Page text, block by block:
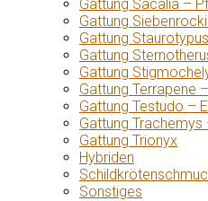
Gattung Sacalia –
Gattung
Gattung
Gattung
Gattung
Gattung Terrapene
Gattung Testudo –
Gattung
Gattung Trionyx
Hybriden
Sonstiges